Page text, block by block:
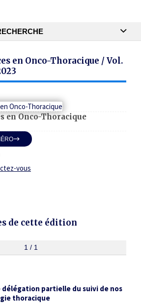
en Onco-Thoracique / Vol.
en Onco-Thoracique
vous
de cette édition
1 / 1
délégation partielle du suivi de nos
thoracique